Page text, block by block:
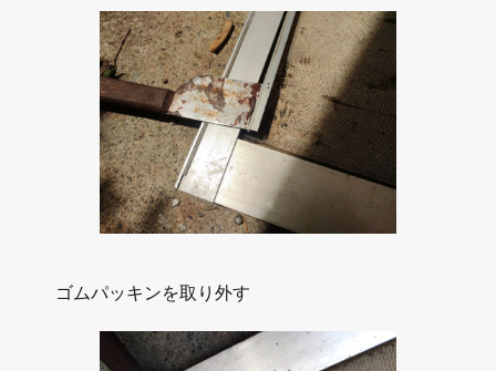
ゴムパッキンを取り外す